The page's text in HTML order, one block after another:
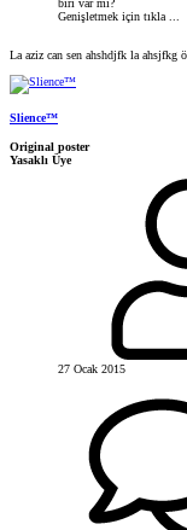
biri var mı?
Genişletmek için tıkla ...
La aziz can sen ahshdjfk la ahsjfkg
Slience™
Original poster
Yasaklı Üye
27 Ocak 2015